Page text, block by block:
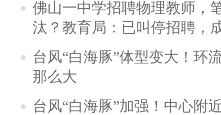
佛山一中学招聘物理教师，
汰？教育局：已叫停招聘，
台风“白海豚”体型变大！环
那么大
台风“白海豚”加强！中心附